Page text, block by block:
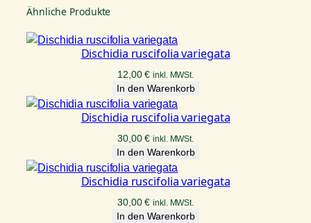
Ähnliche Produkte
Dischidia ruscifolia variegata
12,00€ inkl. MWSt.
In den Warenkorb
Dischidia ruscifolia variegata
30,00€ inkl. MWSt.
In den Warenkorb
Dischidia ruscifolia variegata
30,00€ inkl. MWSt.
In den Warenkorb